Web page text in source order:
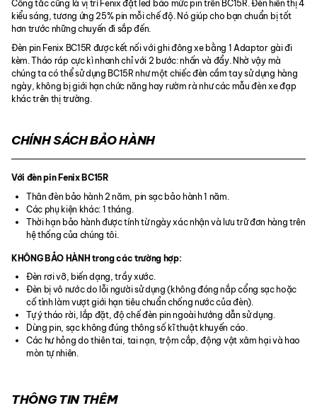
Công tắc cũng là vị trí Fenix đặt led báo mức pin trên BC15R. Đèn hiển thị 4
kiểu sáng, tương ứng 25% pin mỗi chế độ. Nó giúp cho bạn chuẩn bị tốt
hơn trước những chuyến đi sắp đến.
Đèn pin Fenix BC15R được kết nối với ghi đông xe bằng 1 Adaptor gài đi
kèm. Tháo ráp cực kì nhanh chỉ với 2 bước: nhấn và đẩy. Nhờ vậy mà
chúng ta có thể sử dụng BC15R như một chiếc đèn cầm tay sử dụng hàng
ngày, không bị giới hạn chức năng hay rườm rà như các mẫu đèn xe đạp
khác trên thị trường.
CHÍNH SÁCH BẢO HÀNH
Với đèn pin Fenix BC15R
Thân đèn bảo hành 2 năm, pin sạc bảo hành 1 năm.
Các phụ kiện khác: 1 tháng.
Thời hạn bảo hành được tính từ ngày xác nhận và lưu trữ đơn hàng trên
hệ thống của chúng tôi.
KHÔNG BẢO HÀNH trong các trường hợp:
Đèn rơi vỡ, biến dạng, trầy xước.
Đèn bị vô nước do lỗi người sử dụng (không đóng nắp cổng sạc hoặc
cố tình làm vượt giới hạn tiêu chuẩn chống nước của đèn).
Tự ý tháo rời, lắp đặt, độ chế đèn pin ngoài hướng dẫn sử dụng.
Dùng pin, sạc không đúng thông số kĩ thuật khuyến cáo.
Các hư hỏng do thiên tai, tai nạn, trộm cắp, động vật xâm hại và hao
mòn tự nhiên.
THÔNG TIN THÊM